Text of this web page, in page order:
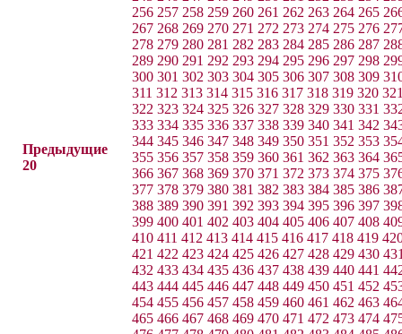
Предыдущие
20
256 257 258 259 260 261 262 263 264 265
267 268 269 270 271 272 273 274 275 276
278 279 280 281 282 283 284 285 286 287
289 290 291 292 293 294 295 296 297 298
300 301 302 303 304 305 306 307 308 309
311 312 313 314 315 316 317 318 319 320
322 323 324 325 326 327 328 329 330 331
333 334 335 336 337 338 339 340 341 342
344 345 346 347 348 349 350 351 352 353
355 356 357 358 359 360 361 362 363 364
366 367 368 369 370 371 372 373 374 375
377 378 379 380 381 382 383 384 385 386
388 389 390 391 392 393 394 395 396 397
399 400 401 402 403 404 405 406 407 408
410 411 412 413 414 415 416 417 418 419
421 422 423 424 425 426 427 428 429 430
432 433 434 435 436 437 438 439 440 441
443 444 445 446 447 448 449 450 451 452
454 455 456 457 458 459 460 461 462 463
465 466 467 468 469 470 471 472 473 474